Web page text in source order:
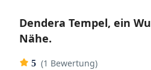
Dendera Tempel, ein
Nähe.
5 (1 Bewertung)